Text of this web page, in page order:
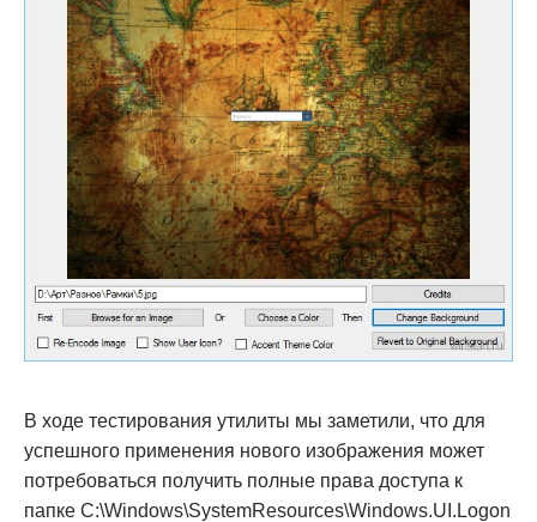
В ходе тестирования утилиты мы заметили, что для
успешного применения нового изображения может
потребоваться получить полные права доступа к
папке C:\Windows\SystemResources\Windows.UI.Logon